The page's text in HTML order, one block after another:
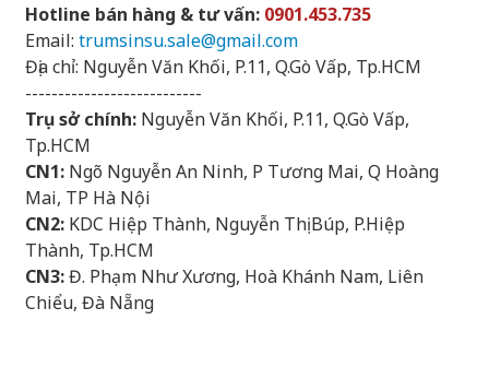
Hotline bán hàng & tư vấn: 0901.453.735
Email:trumsinsu.sale@gmail.com
Địa chỉ: Nguyễn Văn Khối, P.11, Q.Gò Vấp, Tp.HCM
---------------------------
Trụ sở chính: Nguyễn Văn Khối, P.11, Q.Gò Vấp,
Tp.HCM
CN1: Ngõ Nguyễn An Ninh, P Tương Mai, Q Hoàng
Mai, TP Hà Nội
CN2: KDC Hiệp Thành, Nguyễn Thị Búp, P.Hiệp
Thành, Tp.HCM
CN3:Đ. Phạm Như Xương, Hoà Khánh Nam, Liên
Chiểu, Đà Nẵng